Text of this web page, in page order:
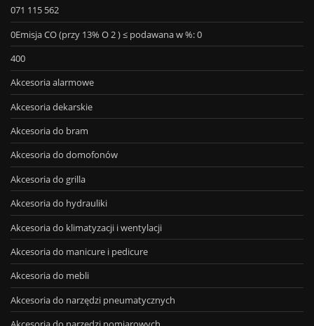
071 115 562
0Emisja CO (przy 13% O 2 ) ≤ podawana w %: 0
400
Akcesoria alarmowe
Akcesoria dekarskie
Akcesoria do bram
Akcesoria do domofonów
Akcesoria do grilla
Akcesoria do hydrauliki
Akcesoria do klimatyzacji i wentylacji
Akcesoria do manicure i pedicure
Akcesoria do mebli
Akcesoria do narzędzi pneumatycznych